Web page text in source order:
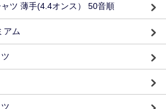
ツ 薄手(4.4オンス） 50音順
アム